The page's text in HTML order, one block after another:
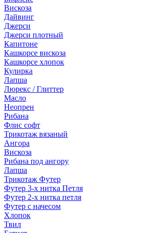
Вискоза
Дайвинг
Джерси
Джерси плотный
Капитоне
Кашкорсе вискоза
Кашкорсе хлопок
Кулирка
Лапша
Люрекс / Глиттер
Масло
Неопрен
Рибана
Флис софт
Трикотаж вязаный
Ангора
Вискоза
Рибана под ангору
Лапша
Трикотаж Футер
Футер 3-х нитка Петля
Футер 2-х нитка петля
Футер с начесом
Хлопок
Твил